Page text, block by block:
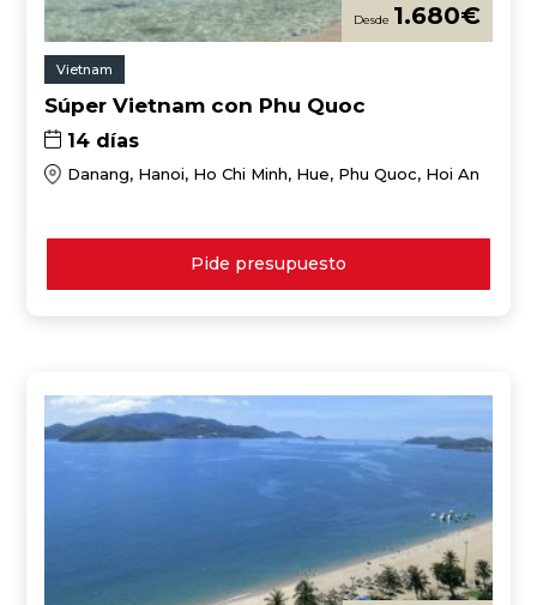
1.680€
Vietnam
Súper Vietnam con Phu Quoc
14 días
Danang, Hanoi, Ho Chi Minh, Hue, Phu Quoc, Hoi An
Pide presupuesto